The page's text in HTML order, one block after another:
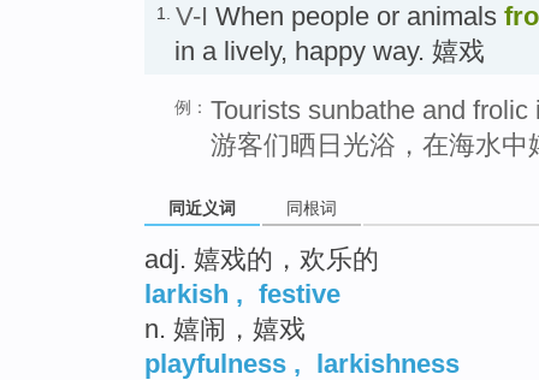
1. V-I When people or animals
in a lively, happy way. 嬉戏
例： Tourists sunbathe and frolic
游客们晒日光浴，在海水中
同近义词 同根词
adj. 嬉戏的，欢乐的
larkish , festive
n. 嬉闹，嬉戏
playfulness , larkishness